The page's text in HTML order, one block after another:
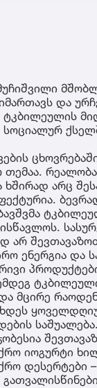
და
სოციალურ
თემაა.
არც
არ
ენერგია და
მცირე
იოგურტი
დესერტები